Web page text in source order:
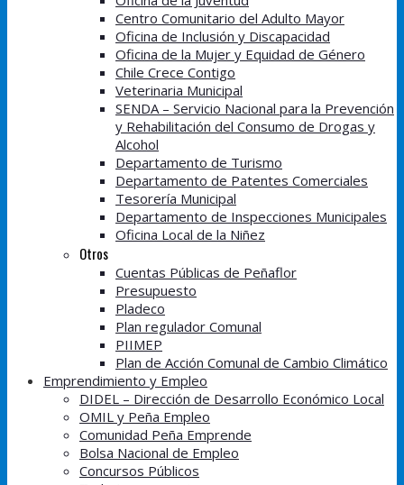
Centro Comunitario del Adulto Mayor
Oficina de Inclusión y Discapacidad
Oficina de la Mujer y Equidad de Género
Chile Crece Contigo
Veterinaria Municipal
SENDA – Servicio Nacional para la Prevención
y Rehabilitación del Consumo de Drogas y
Alcohol
Departamento de Turismo
Departamento de Patentes Comerciales
Tesorería Municipal
Departamento de Inspecciones Municipales
Oficina Local de la Niñez
Otros
Cuentas Públicas de Peñaflor
Presupuesto
Pladeco
Plan regulador Comunal
PIIMEP
Plan de Acción Comunal de Cambio Climático
Emprendimiento y Empleo
DIDEL – Dirección de Desarrollo Económico Local
OMIL y Peña Empleo
Comunidad Peña Emprende
Bolsa Nacional de Empleo
Concursos Públicos